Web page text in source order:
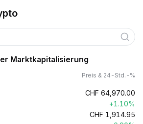
Marktkapitalisierung
Preis & 24-Std.-%
CHF 64,970.00
+1.10%
CHF 1,914.95